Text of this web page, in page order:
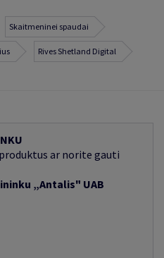
Skaitmeninei spaudai
Rives Shetland Digital
ar norite gauti
„Antalis" UAB